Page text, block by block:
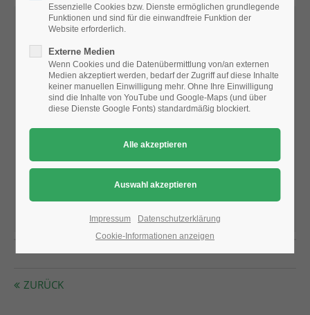
24h/ 365days
We offer support for our customers
Mon - Fri 8:00am - 5:00pm(GMT +1)
Get in touch
376-293 City Road, Suite 600
San Francisco, CA 94102
Straße: Industriestr. 6
Postleitzahl: 39126
0391 - 8118948
E-Mail-Adresse: info@baumunion.de
ZURÜCK
Essenzielle Cookies bzw. Dienste ermöglichen grundlegende
Funktionen und sind für die einwandfreie Funktion der
Website erforderlich.
Externe Medien
Wenn Cookies und die Datenübermittlung von/an externen
Medien akzeptiert werden, bedarf der Zugriff auf diese Inhalte
keiner manuellen Einwilligung mehr. Ohne Ihre Einwilligung
sind die Inhalte von YouTube und Google-Maps (und über
diese Dienste Google Fonts) standardmäßig blockiert.
Impressum
Datenschutzerklärung
Cookie-Informationen anzeigen